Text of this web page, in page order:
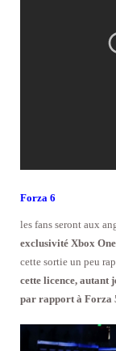
Forza 6
les fans seront aux
exclusivité Xbox
cette sortie un peu
cette licence, autant
par rapport à Forza